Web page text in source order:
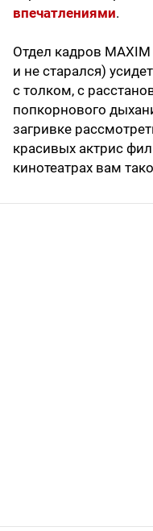
впечатлениями.
Отдел кадров
и не старался)
с толком, с
попкорнового
загривке
красивых актрис
кинотеатрах вам